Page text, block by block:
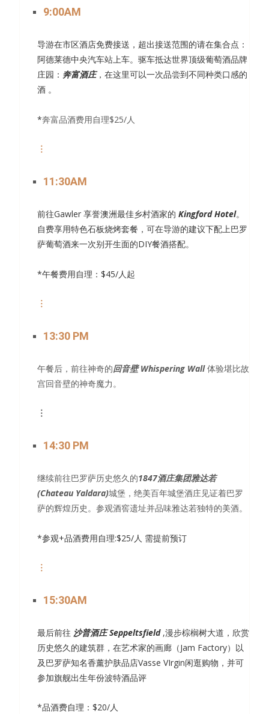
9:00AM
导游在市区酒店免费接送，超出接送范围的请在集合点：
阿德莱德中央汽车站上车。驱车抵达世界顶级葡萄酒品牌
庄园： 奔富酒庄，在这里可以一次品尝到不同种类口感的
酒 。
*奔富品酒费用自理$25/人
︙
11:30AM
前往Gawler 享誉澳洲最佳乡村酒家的 Kingford Hotel。
自费享用特色石板烧烤套餐，可在导游的建议下配上巴罗
萨葡萄酒来一次别开生面的DIY餐酒搭配。
*午餐费用自理：$45/人起
︙
13:30 PM
午餐后，前往神奇的回音壁 Whispering Wall体验堪比故
宫回音壁的神奇魔力。
︙
14:30 PM
继续前往巴罗萨历史悠久的1847酒庄集团雅达若
(Chateau Yaldara)城堡，绝美百年城堡酒庄见证着巴罗
萨的辉煌历史。参观酒窖遗址并品味雅达若独特的美酒。
*参观+品酒费用自理:$25/人 需提前预订
︙
15:30AM
最后前往 沙普酒庄 Seppeltsfield ,漫步棕榈树大道，欣赏
历史悠久的建筑群，在艺术家的画廊（Jam Factory）以
及巴罗萨知名香薰护肤品店Vasse VIrgin闲逛购物，并可
参加旗舰出生年份波特酒品评
*品酒费自理：$20/人